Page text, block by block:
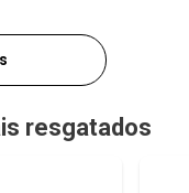
resgatados